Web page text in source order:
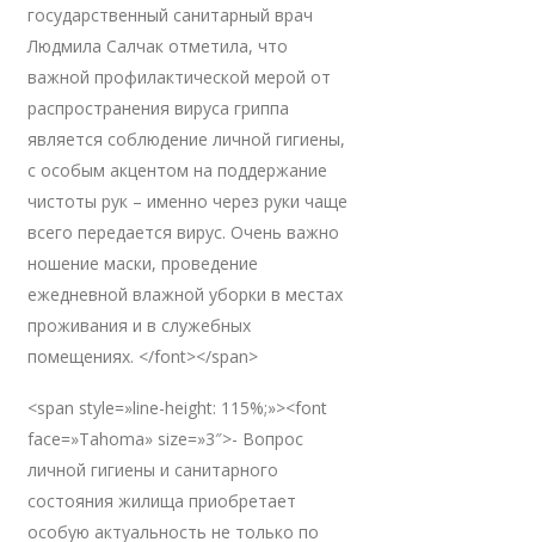
государственный санитарный врач
Людмила Салчак отметила, что
важной профилактической мерой от
распространения вируса гриппа
является соблюдение личной гигиены,
с особым акцентом на поддержание
чистоты рук – именно через руки чаще
всего передается вирус. Очень важно
ношение маски, проведение
ежедневной влажной уборки в местах
проживания и в служебных
помещениях. </font></span>
<span style=»line-height: 115%;»><font
face=»Tahoma» size=»3″>- Вопрос
личной гигиены и санитарного
состояния жилища приобретает
особую актуальность не только по